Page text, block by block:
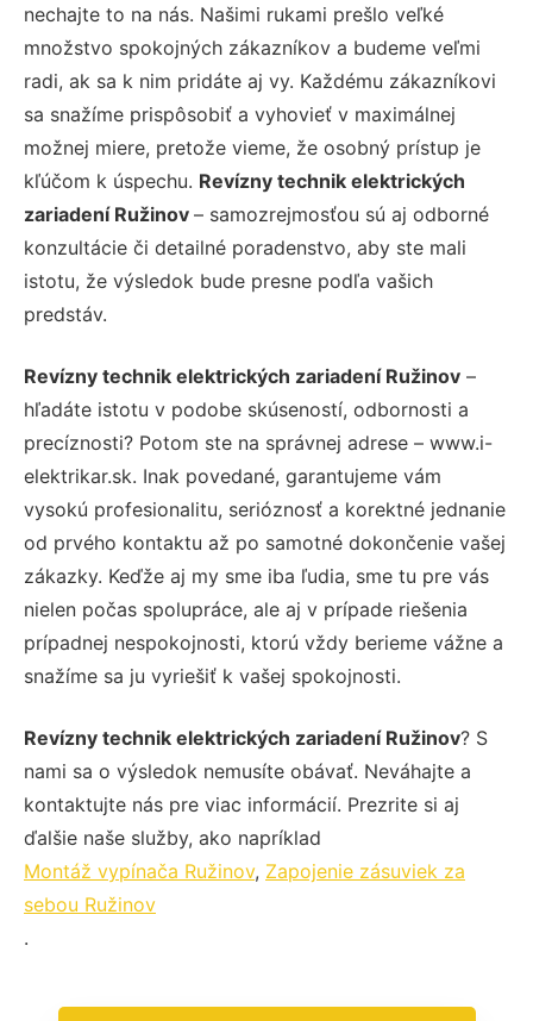
nechajte to na nás. Našimi rukami prešlo veľké
množstvo spokojných zákazníkov a budeme veľmi
radi, ak sa k nim pridáte aj vy. Každému zákazníkovi
sa snažíme prispôsobiť a vyhovieť v maximálnej
možnej miere, pretože vieme, že osobný prístup je
kľúčom k úspechu. Revízny technik elektrických
zariadení Ružinov – samozrejmosťou sú aj odborné
konzultácie či detailné poradenstvo, aby ste mali
istotu, že výsledok bude presne podľa vašich
predstáv.
Revízny technik elektrických zariadení Ružinov –
hľadáte istotu v podobe skúseností, odbornosti a
precíznosti? Potom ste na správnej adrese – www.i-
elektrikar.sk. Inak povedané, garantujeme vám
vysokú profesionalitu, serióznosť a korektné jednanie
od prvého kontaktu až po samotné dokončenie vašej
zákazky. Keďže aj my sme iba ľudia, sme tu pre vás
nielen počas spolupráce, ale aj v prípade riešenia
prípadnej nespokojnosti, ktorú vždy berieme vážne a
snažíme sa ju vyriešiť k vašej spokojnosti.
Revízny technik elektrických zariadení Ružinov? S
nami sa o výsledok nemusíte obávať. Neváhajte a
kontaktujte nás pre viac informácií. Prezrite si aj
ďalšie naše služby, ako napríklad
Montáž vypínača Ružinov, Zapojenie zásuviek za
sebou Ružinov
.